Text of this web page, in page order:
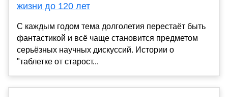
жизни до 120 лет
С каждым годом тема долголетия перестаёт быть
фантастикой и всё чаще становится предметом
серьёзных научных дискуссий. Истории о
"таблетке от старост...